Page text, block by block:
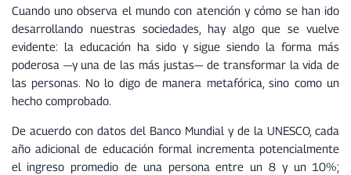
d
u
c
t
o
r
e
a
u
Cuando uno observa el mundo con atención y cómo se han ido
desarrollando nuestras sociedades, hay algo que se vuelve
evidente: la educación ha sido y sigue siendo la forma más
poderosa —y una de las más justas— de transformar la vida de
las personas. No lo digo de manera metafórica, sino como un
hecho comprobado.
De acuerdo con datos del Banco Mundial y de la UNESCO, cada
año adicional de educación formal incrementa potencialmente
el ingreso promedio de una persona entre un 8 y un 10%;